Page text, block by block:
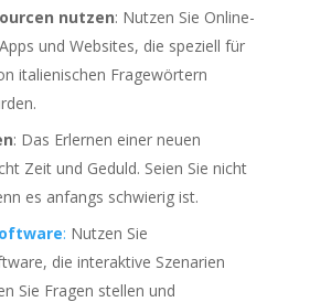
nutzen: Nutzen Sie Online-
und Websites, die speziell für
italienischen Fragewörtern
: Das Erlernen einer neuen
Zeit und Geduld. Seien Sie nicht
es anfangs schwierig ist.
: Nutzen Sie
die interaktive Szenarien
Sie Fragen stellen und